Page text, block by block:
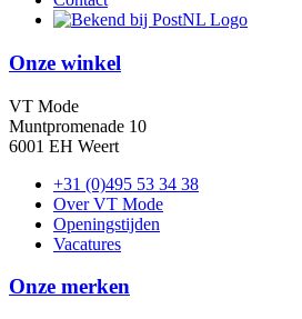
Onze winkel
VT Mode
Muntpromenade 10
6001 EH Weert
+31 (0)495 53 34 38
Over VT Mode
Openingstijden
Vacatures
Onze merken